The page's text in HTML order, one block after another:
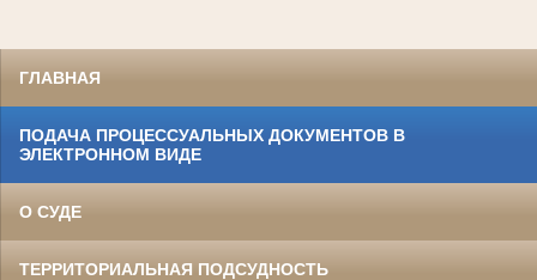
ГЛАВНАЯ
ПОДАЧА ПРОЦЕССУАЛЬНЫХ ДОКУМЕНТОВ В
ЭЛЕКТРОННОМ ВИДЕ
О СУДЕ
ТЕРРИТОРИАЛЬНАЯ ПОДСУДНОСТЬ